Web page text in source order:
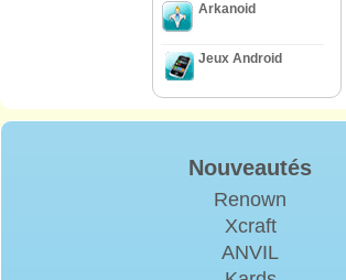
Arkanoid
Jeux Android
Nouveautés
Renown
Xcraft
ANVIL